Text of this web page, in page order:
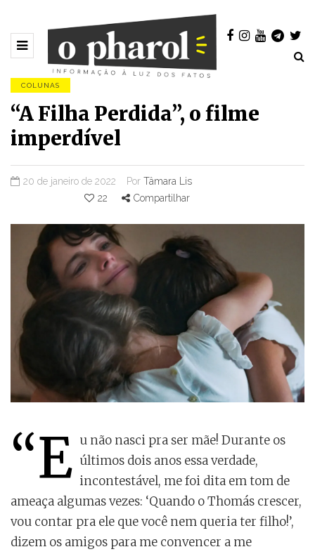
COLUNAS
“A Filha Perdida”, o filme
imperdível
20 de janeiro de 2022 Por Tâmara Lis
22
Compartilhar
“E u não nasci pra ser mãe! Durante os
últimos dois anos essa verdade,
incontestável, me foi dita em tom de
ameaça algumas vezes: ‘Quando o Thomás crescer,
vou contar pra ele que você nem queria ter filho!’,
dizem os amigos para me convencer a me